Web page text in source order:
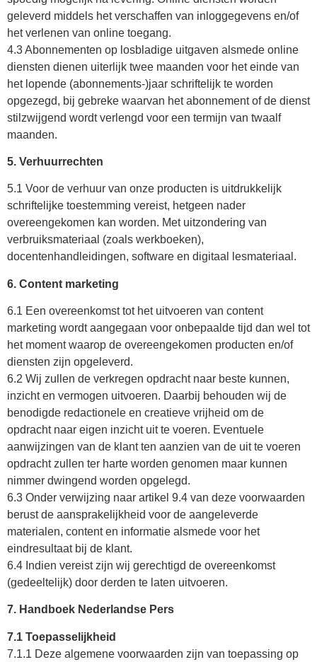
geleverd middels het verschaffen van inloggegevens en/of
het verlenen van online toegang.
4.3 Abonnementen op losbladige uitgaven alsmede online
diensten dienen uiterlijk twee maanden voor het einde van
het lopende (abonnements-)jaar schriftelijk te worden
opgezegd, bij gebreke waarvan het abonnement of de dienst
stilzwijgend wordt verlengd voor een termijn van twaalf
maanden.
5. Verhuurrechten
5.1 Voor de verhuur van onze producten is uitdrukkelijk
schriftelijke toestemming vereist, hetgeen nader
overeengekomen kan worden. Met uitzondering van
verbruiksmateriaal (zoals werkboeken),
docentenhandleidingen, software en digitaal lesmateriaal.
6. Content marketing
6.1 Een overeenkomst tot het uitvoeren van content
marketing wordt aangegaan voor onbepaalde tijd dan wel tot
het moment waarop de overeengekomen producten en/of
diensten zijn opgeleverd.
6.2 Wij zullen de verkregen opdracht naar beste kunnen,
inzicht en vermogen uitvoeren. Daarbij behouden wij de
benodigde redactionele en creatieve vrijheid om de
opdracht naar eigen inzicht uit te voeren. Eventuele
aanwijzingen van de klant ten aanzien van de uit te voeren
opdracht zullen ter harte worden genomen maar kunnen
nimmer dwingend worden opgelegd.
6.3 Onder verwijzing naar artikel 9.4 van deze voorwaarden
berust de aansprakelijkheid voor de aangeleverde
materialen, content en informatie alsmede voor het
eindresultaat bij de klant.
6.4 Indien vereist zijn wij gerechtigd de overeenkomst
(gedeeltelijk) door derden te laten uitvoeren.
7. Handboek Nederlandse Pers
7.1 Toepasselijkheid
7.1.1 Deze algemene voorwaarden zijn van toepassing op